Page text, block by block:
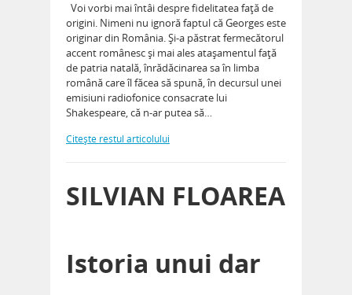
Voi vorbi mai întâi despre fidelitatea faţă de
origini. Nimeni nu ignoră faptul că Georges este
originar din România. Şi-a păstrat fermecătorul
accent românesc şi mai ales ataşamentul faţă
de patria natală, înrădăcinarea sa în limba
română care îl făcea să spună, în decursul unei
emisiuni radiofonice consacrate lui
Shakespeare, că n-ar putea să…
Citeşte restul articolului
SILVIAN FLOAREA
Istoria unui dar